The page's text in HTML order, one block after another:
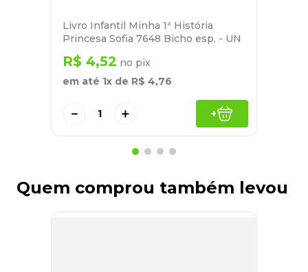
Livro Infantil Minha 1ª História
Princesa Sofia 7648 Bicho esp. - UN
R$ 4,52 no pix
em até 1x de R$ 4,76
＋
－ +
Quem comprou também levou